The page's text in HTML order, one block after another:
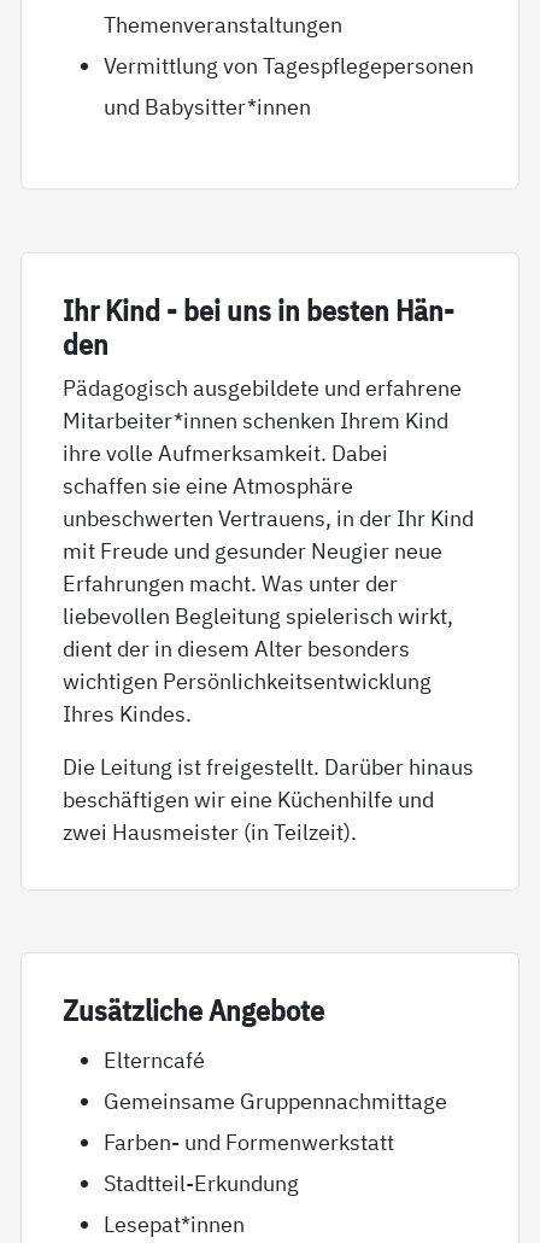
Themenveranstaltungen
Vermittlung von Tagespflegepersonen
und Babysitter*innen
Ihr Kind - bei uns in bes­ten Hän­
den
Pädagogisch ausgebildete und erfahrene
Mitarbeiter*innen schenken Ihrem Kind
ihre volle Aufmerksamkeit. Dabei
schaffen sie eine Atmosphäre
unbeschwerten Vertrauens, in der Ihr Kind
mit Freude und gesunder Neugier neue
Erfahrungen macht. Was unter der
liebevollen Begleitung spielerisch wirkt,
dient der in diesem Alter besonders
wichtigen Persönlichkeitsentwicklung
Ihres Kindes.
Die Leitung ist freigestellt. Darüber hinaus
beschäftigen wir eine Küchenhilfe und
zwei Hausmeister (in Teilzeit).
Zu­sätz­li­che An­ge­bo­te
Elterncafé
Gemeinsame Gruppennachmittage
Farben- und Formenwerkstatt
Stadtteil-Erkundung
Lesepat*innen